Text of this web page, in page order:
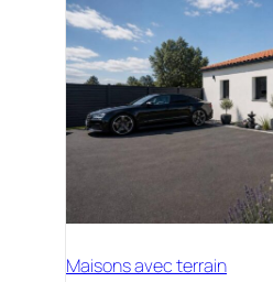
Maisons avec terrain